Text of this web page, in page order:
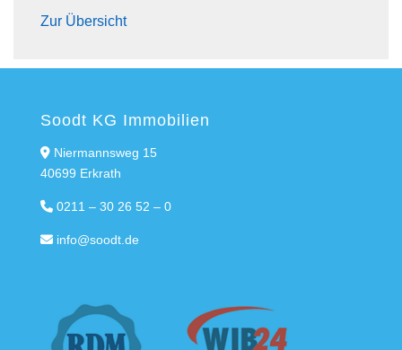
Zur Übersicht
Soodt KG Immobilien
Niermannsweg 15
40699 Erkrath
0211 – 30 26 52 – 0
info@soodt.de